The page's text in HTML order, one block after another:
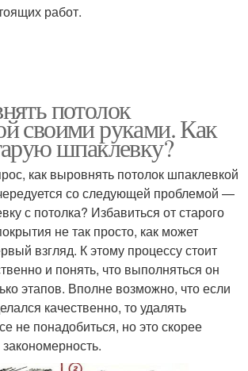
работ.
потолок
своими руками. Как
шпаклевку?
как выровнять потолок шпаклевкой
со следующей проблемой —
с потолка? Избавиться от старого
не так просто, как может
взгляд. К этому процессу стоит
и понять, что выполняться он
этапов. Вполне возможно, что если
качественно, то удалять
не понадобиться, но это скорее